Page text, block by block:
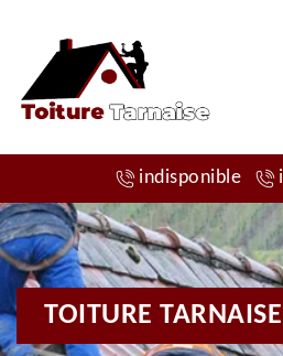
indisponible
TOITURE TARNAISE